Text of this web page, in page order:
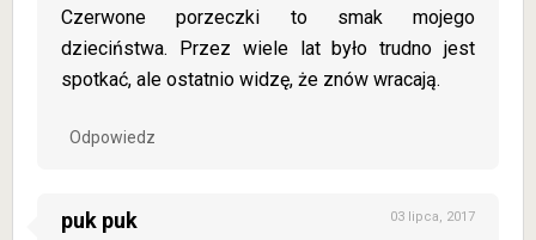
Czerwone porzeczki to smak mojego
dzieciństwa. Przez wiele lat było trudno jest
spotkać, ale ostatnio widzę, że znów wracają.
Odpowiedz
puk puk 03 lipca, 2017